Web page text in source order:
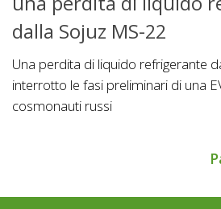
dalla Sojuz MS-22
Una perdita di liquido refrigerante
interrotto le fasi preliminari di una
cosmonauti russi